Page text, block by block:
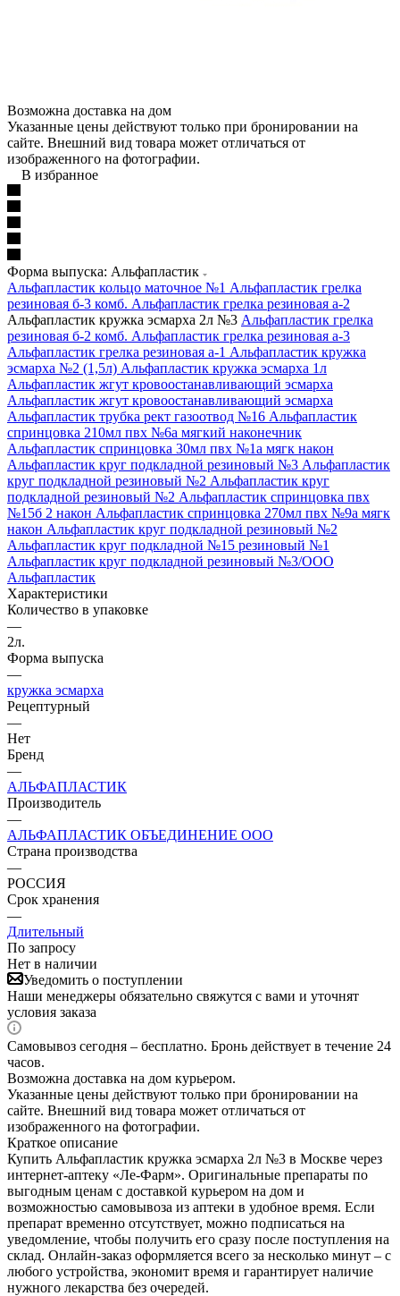
Возможна доставка на дом
Указанные цены действуют только при бронировании на
сайте. Внешний вид товара может отличаться от
изображенного на фотографии.
В избранное
Форма выпуска: Альфапластик
Альфапластик кольцо маточное №1 Альфапластик грелка
резиновая б-3 комб. Альфапластик грелка резиновая а-2
Альфапластик кружка эсмарха 2л №3 Альфапластик грелка
резиновая б-2 комб. Альфапластик грелка резиновая а-3
Альфапластик грелка резиновая а-1 Альфапластик кружка
эсмарха №2 (1,5л) Альфапластик кружка эсмарха 1л
Альфапластик жгут кровоостанавливающий эсмарха
Альфапластик жгут кровоостанавливающий эсмарха
Альфапластик трубка рект газоотвод №16 Альфапластик
спринцовка 210мл пвх №6а мягкий наконечник
Альфапластик спринцовка 30мл пвх №1а мягк након
Альфапластик круг подкладной резиновый №3 Альфапластик
круг подкладной резиновый №2 Альфапластик круг
подкладной резиновый №2 Альфапластик спринцовка пвх
№15б 2 након Альфапластик спринцовка 270мл пвх №9а мягк
након Альфапластик круг подкладной резиновый №2
Альфапластик круг подкладной №15 резиновый №1
Альфапластик круг подкладной резиновый №3/ООО
Альфапластик
Характеристики
Количество в упаковке
—
2л.
Форма выпуска
—
кружка эсмарха
Рецептурный
—
Нет
Бренд
—
АЛЬФАПЛАСТИК
Производитель
—
АЛЬФАПЛАСТИК ОБЪЕДИНЕНИЕ ООО
Страна производства
—
РОССИЯ
Срок хранения
—
Длительный
По запросу
Нет в наличии
Уведомить о поступлении
Наши менеджеры обязательно свяжутся с вами и уточнят
условия заказа
Самовывоз сегодня – бесплатно. Бронь действует в течение 24
часов.
Возможна доставка на дом курьером.
Указанные цены действуют только при бронировании на
сайте. Внешний вид товара может отличаться от
изображенного на фотографии.
Краткое описание
Купить Альфапластик кружка эсмарха 2л №3 в Москве через
интернет-аптеку «Ле-Фарм». Оригинальные препараты по
выгодным ценам с доставкой курьером на дом и
возможностью самовывоза из аптеки в удобное время. Если
препарат временно отсутствует, можно подписаться на
уведомление, чтобы получить его сразу после поступления на
склад. Онлайн-заказ оформляется всего за несколько минут – с
любого устройства, экономит время и гарантирует наличие
нужного лекарства без очередей.